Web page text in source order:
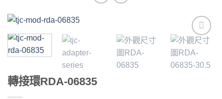
Add to
wishlist
轉接環RDA-06835